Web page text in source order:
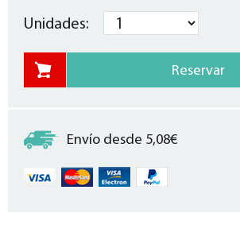
Unidades:
Envío desde 5,08€